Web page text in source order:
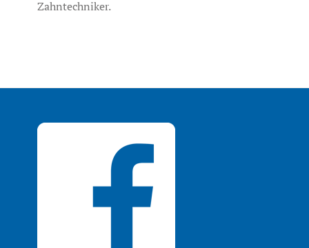
Zahntechniker.